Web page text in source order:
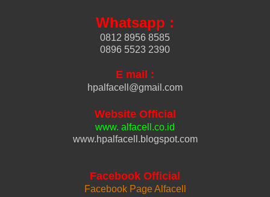
Whatsapp :
0812 8956 8585
0896 5523 2390
E mail :
hpalfacell@gmail.com
Website Official
www. alfacell.co.id
www.hpalfacell.blogspot.com
Facebook Official
Facebook Page Alfacell